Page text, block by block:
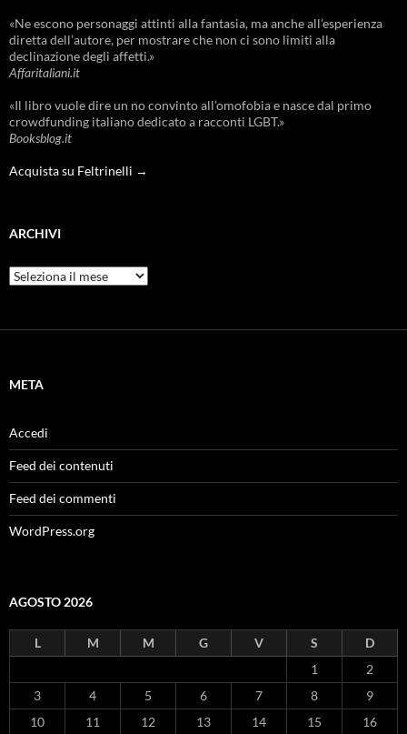
«Ne escono personaggi attinti alla fantasia, ma anche all’esperienza
diretta dell’autore, per mostrare che non ci sono limiti alla
declinazione degli affetti.»
Affaritaliani.it
«Il libro vuole dire un no convinto all’omofobia e nasce dal primo
crowdfunding italiano dedicato a racconti LGBT.»
Booksblog.it
Acquista su Feltrinelli →
ARCHIVI
Archivi
META
Accedi
Feed dei contenuti
Feed dei commenti
WordPress.org
AGOSTO 2026
L M M G V S
D
1
2
3
4 5 6 7 8
9
10
11 12 13 14 15 16